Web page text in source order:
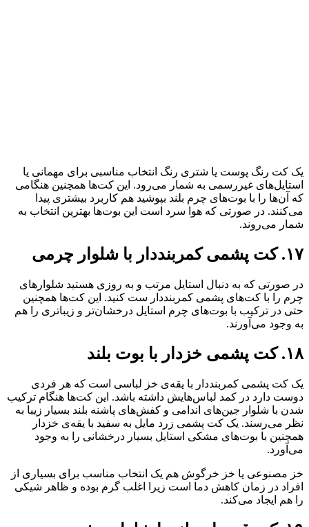
یک کت رنگ پوست یا شتری رنگ انتخاب مناسبی برای مهمانی یا
استایل‌های غیررسمی به شمار می‌رود. این کت‌ها همچنین هنگامی
که آن‌ها را با بوت‌های چرم بلند بپوشید هم کاربرد بیشتری پیدا
می‌کنند. در صورتی که هوا سرد است این بوت‌ها بهترین انتخاب به
شمار می‌روند.
۱۷. کت پشمی کمربنددار با شلوار چرمی
در صورتی که به دنبال استایل مرتب و به روزی هستید شلوارهای
چرم را با کت‌های پشمی کمربنددار ست کنید. این کت‌ها همچنین
حتی در ترکیب با بوت‌های چرم استایل درخشان‌تر و زیباتری را هم
به وجود می‌آورند.
۱۸. کت پشمی خزدار با بوت بلند
یک کت پشمی کمربنددار با یقه‌ی خز لباسی است که هر فردی
دوست دارد در کمد لباس‌هایش داشته باشد. این کت‌ها هنگام ترکیب
شدن با شلوار جین‌های اندامی و کفش‌های پاشنه بلند بسیار زیبا به
نظر می‌رسند. یک کت پشمی زرد مایل به سفید با یقه‌ی خزدار
همچنین با بوت‌های مشکی استایل بسیار درخشانی را به وجود
می‌آورد.
خز مصنوعی یا خز خرگوش هم یک انتخاب مناسب برای بسیاری از
افراد در زمان کاهش دما است زیرا اغلب گرم بوده و ظاهر شیکی
را هم ایجاد می‌کند.